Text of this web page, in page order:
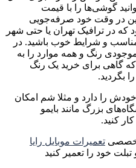
گوشی‌ها را با قیمت
در وقت خود صرفه‌جویی
که در ترافیک تهران یا حتی شهر
مناسب و شرایط خوب باشید. در
رنگ و همه موارد را به
گاهی برای خرید یک رنگ
بگردید.
را دارد و مثلا شم امکان
بزرگ مانند بایمو
کنید.
تخصصی تعمیرات موبایل رایا
تبلت خود را تعمیر کنید